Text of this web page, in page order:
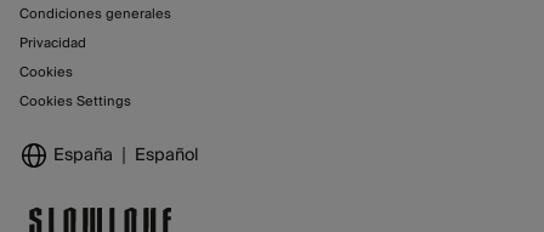
Condiciones generales
Privacidad
Cookies
Cookies Settings
España Español